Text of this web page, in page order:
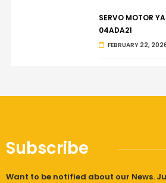
SERVO MOTOR
04ADA21
FEBRUARY 22,
Subscribe
Want to be notified about our News.